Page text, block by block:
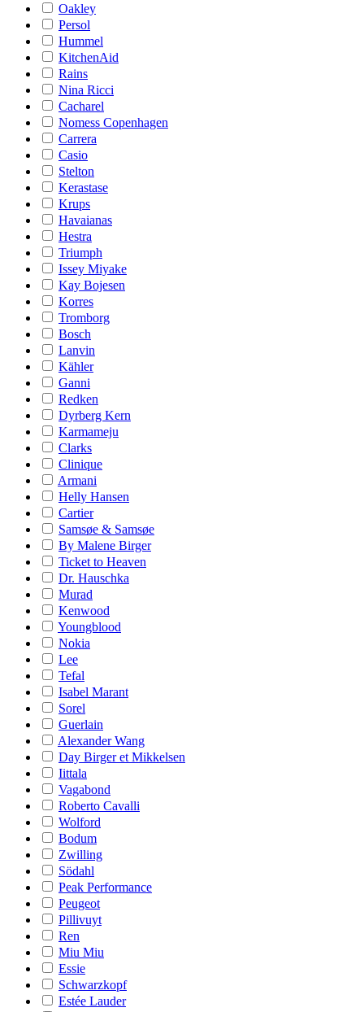
Oakley
Persol
Hummel
KitchenAid
Rains
Nina Ricci
Cacharel
Nomess Copenhagen
Carrera
Casio
Stelton
Kerastase
Krups
Havaianas
Hestra
Triumph
Issey Miyake
Kay Bojesen
Korres
Tromborg
Bosch
Lanvin
Kähler
Ganni
Redken
Dyrberg Kern
Karmameju
Clarks
Clinique
Armani
Helly Hansen
Cartier
Samsøe & Samsøe
By Malene Birger
Ticket to Heaven
Dr. Hauschka
Murad
Kenwood
Youngblood
Nokia
Lee
Tefal
Isabel Marant
Sorel
Guerlain
Alexander Wang
Day Birger et Mikkelsen
Iittala
Vagabond
Roberto Cavalli
Wolford
Bodum
Zwilling
Södahl
Peak Performance
Peugeot
Pillivuyt
Ren
Miu Miu
Essie
Schwarzkopf
Estée Lauder